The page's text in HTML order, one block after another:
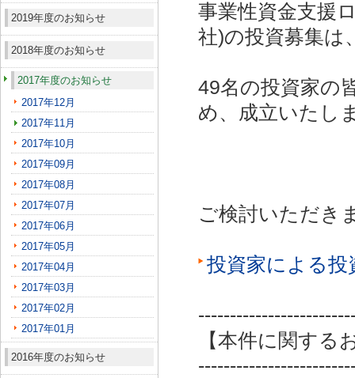
2019年度のお知らせ
2018年度のお知らせ
2017年度のお知らせ
2017年12月
2017年11月
2017年10月
2017年09月
2017年08月
2017年07月
2017年06月
2017年05月
2017年04月
2017年03月
2017年02月
2017年01月
2016年度のお知らせ
事業性資金支援
社)の投資募集は
49名の投資家の
め、成立いたし
ご検討いただき
投資家による
【本件に関する